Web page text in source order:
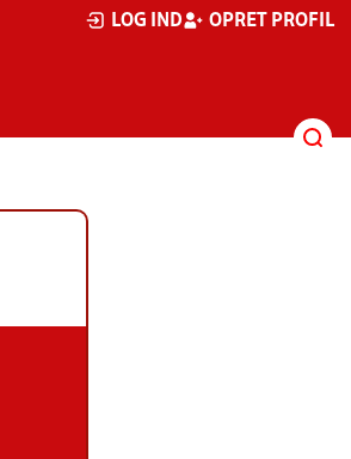
LOG IND OPRET PROFIL